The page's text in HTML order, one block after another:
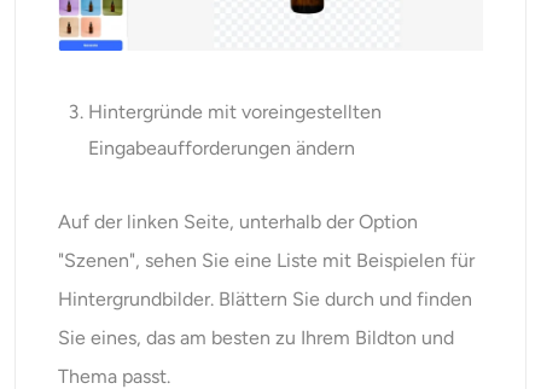
Hintergründe mit voreingestellten
Eingabeaufforderungen ändern
Auf der linken Seite, unterhalb der Option
"Szenen", sehen Sie eine Liste mit Beispielen für
Hintergrundbilder. Blättern Sie durch und finden
Sie eines, das am besten zu Ihrem Bildton und
Thema passt.